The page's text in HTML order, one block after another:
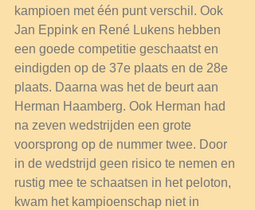
kampioen met één punt verschil. Ook
Jan Eppink en René Lukens hebben
een goede competitie geschaatst en
eindigden op de 37e plaats en de 28e
plaats. Daarna was het de beurt aan
Herman Haamberg. Ook Herman had
na zeven wedstrijden een grote
voorsprong op de nummer twee. Door
in de wedstrijd geen risico te nemen en
rustig mee te schaatsen in het peloton,
kwam het kampioenschap niet in